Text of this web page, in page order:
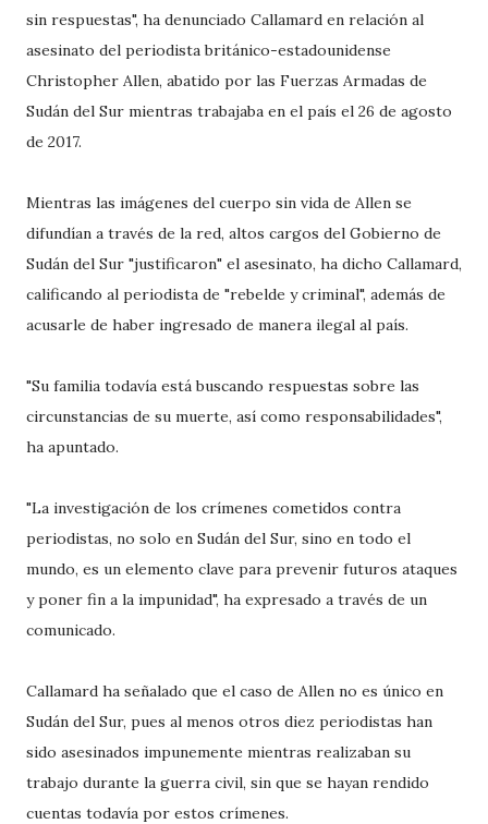
sin respuestas", ha denunciado Callamard en relación al
asesinato del periodista británico-estadounidense
Christopher Allen, abatido por las Fuerzas Armadas de
Sudán del Sur mientras trabajaba en el país el 26 de agosto
de 2017.
Mientras las imágenes del cuerpo sin vida de Allen se
difundían a través de la red, altos cargos del Gobierno de
Sudán del Sur "justificaron" el asesinato, ha dicho Callamard,
calificando al periodista de "rebelde y criminal", además de
acusarle de haber ingresado de manera ilegal al país.
"Su familia todavía está buscando respuestas sobre las
circunstancias de su muerte, así como responsabilidades",
ha apuntado.
"La investigación de los crímenes cometidos contra
periodistas, no solo en Sudán del Sur, sino en todo el
mundo, es un elemento clave para prevenir futuros ataques
y poner fin a la impunidad", ha expresado a través de un
comunicado.
Callamard ha señalado que el caso de Allen no es único en
Sudán del Sur, pues al menos otros diez periodistas han
sido asesinados impunemente mientras realizaban su
trabajo durante la guerra civil, sin que se hayan rendido
cuentas todavía por estos crímenes.